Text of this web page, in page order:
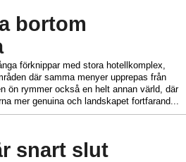
bortom
förknippar med stora hotellkomplex,
där samma menyer upprepas från
ön rymmer också en helt annan värld, där
mer genuina och landskapet fortfarand...
snart slut